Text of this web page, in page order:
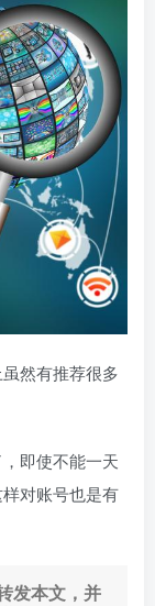
然有推荐很多
即使不能一天
对账号也是有
发本文，并